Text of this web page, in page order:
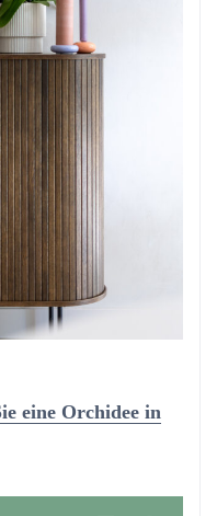
eine Orchidee in